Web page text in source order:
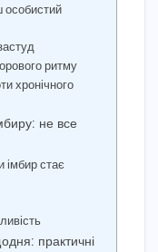
особистий
ритму
хронічного
не все
імбир стає
практичні